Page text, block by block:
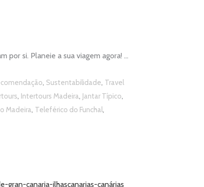
por si. Planeie a sua viagem agora!
, Sustentabilidade, Travel
, Intertours Madeira, Jantar Típico,
Madeira, Teleférico do Funchal,